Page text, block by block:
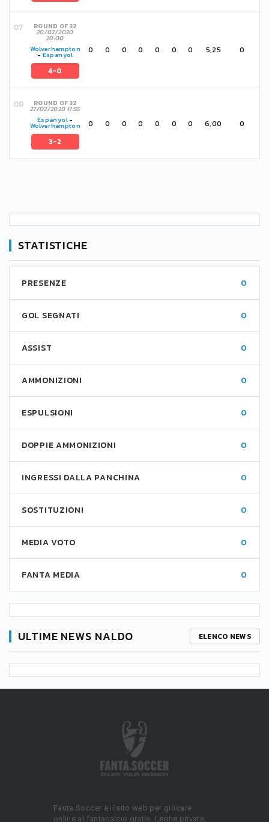
ROUND OF 32
20/02/2020
20:00
Wolverhampton
- Espanyol
4-0
0 0 0 0 0 0 0 5,25 0
ROUND OF 32
27/02/2020 17:55
Espanyol-
Wolverhampton
3-2
0 0 0 0 0 0 0 6,00 0
STATISTICHE
PRESENZE 0
GOL SEGNATI 0
ASSIST 0
AMMONIZIONI 0
ESPULSIONI 0
DOPPIE AMMONIZIONI 0
INGRESSI DALLA PANCHINA 0
SOSTITUZIONI 0
MEDIA VOTO 0
FANTA MEDIA 0
ULTIME NEWS NALDO ELENCO NEWS
Fanta.Soccer è il sito web per giocare
online al fantacalcio gratis. Leghe private,